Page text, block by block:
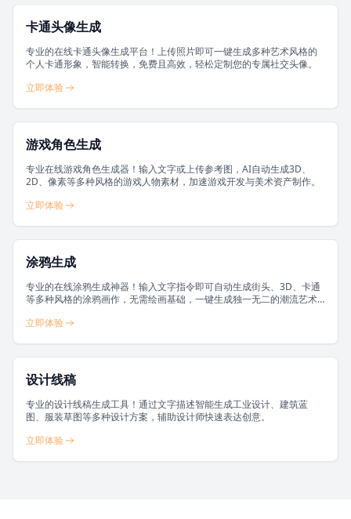
卡通头像生成
专业的在线卡通头像生成平台！上传照片即可一键生成多种艺术风格的
个人卡通形象，智能转换，免费且高效，轻松定制您的专属社交头像。
立即体验
游戏角色生成
专业在线游戏角色生成器！输入文字或上传参考图，AI自动生成3D、
2D、像素等多种风格的游戏人物素材，加速游戏开发与美术资产制作。
立即体验
涂鸦生成
专业的在线涂鸦生成神器！输入文字指令即可自动生成街头、3D、卡通
等多种风格的涂鸦画作，无需绘画基础，一键生成独一无二的潮流艺术
立即体验
设计线稿
专业的设计线稿生成工具！通过文字描述智能生成工业设计、建筑蓝
图、服装草图等多种设计方案，辅助设计师快速表达创意。
立即体验